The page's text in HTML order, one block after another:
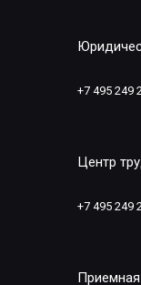
+7 495 249
Центр
+7 495 249